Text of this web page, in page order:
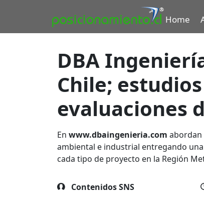
Home
DBA
Chile;
evaluaciones
En www.dbaingenieria.com abordan
ambiental e industrial entregando
cada tipo de proyecto en la Región
Contenidos SNS